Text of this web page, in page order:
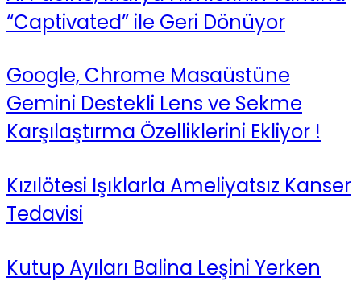
“Captivated” ile Geri Dönüyor
Google, Chrome Masaüstüne
Gemini Destekli Lens ve Sekme
Karşılaştırma Özelliklerini Ekliyor !
Kızılötesi Işıklarla Ameliyatsız Kanser
Tedavisi
Kutup Ayıları Balina Leşini Yerken